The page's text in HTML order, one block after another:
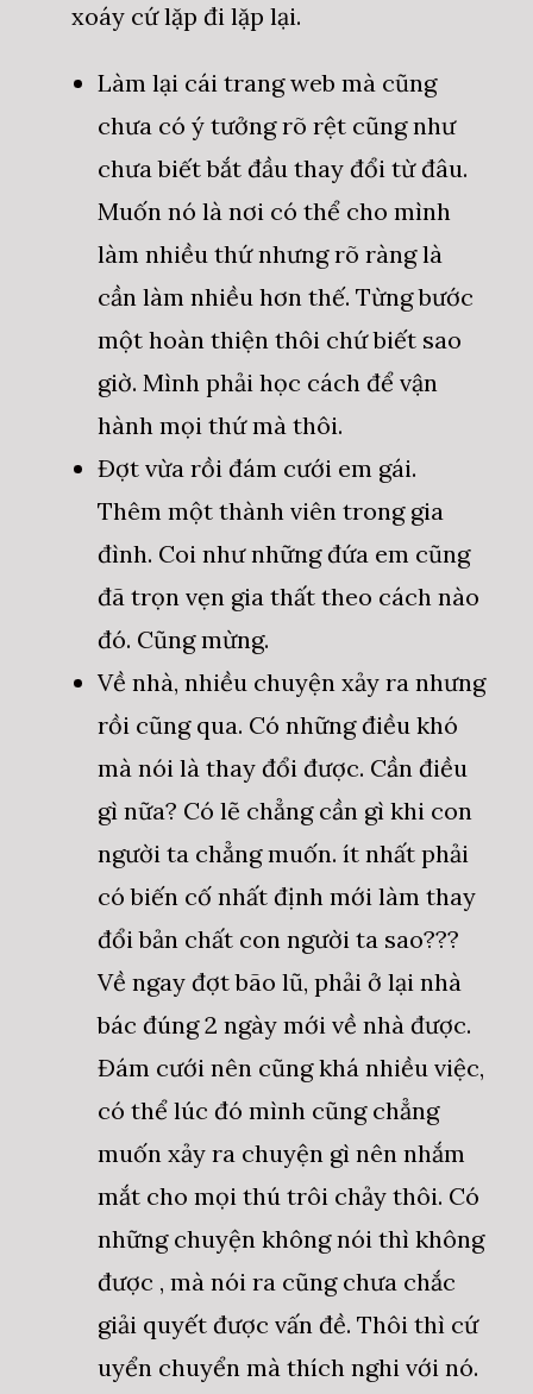
xoáy cứ lặp đi lặp lại.
Làm lại cái trang web mà cũng
chưa có ý tưởng rõ rệt cũng như
chưa biết bắt đầu thay đổi từ đâu.
Muốn nó là nơi có thể cho mình
làm nhiều thứ nhưng rõ ràng là
cần làm nhiều hơn thế. Từng bước
một hoàn thiện thôi chứ biết sao
giờ. Mình phải học cách để vận
hành mọi thứ mà thôi.
Đợt vừa rồi đám cưới em gái.
Thêm một thành viên trong gia
đình. Coi như những đứa em cũng
đã trọn vẹn gia thất theo cách nào
đó. Cũng mừng.
Về nhà, nhiều chuyện xảy ra nhưng
rồi cũng qua. Có những điều khó
mà nói là thay đổi được. Cần điều
gì nữa? Có lẽ chẳng cần gì khi con
người ta chẳng muốn. ít nhất phải
có biến cố nhất định mới làm thay
đổi bản chất con người ta sao???
Về ngay đợt bão lũ, phải ở lại nhà
bác đúng 2 ngày mới về nhà được.
Đám cưới nên cũng khá nhiều việc,
có thể lúc đó mình cũng chẳng
muốn xảy ra chuyện gì nên nhắm
mắt cho mọi thú trôi chảy thôi. Có
những chuyện không nói thì không
được , mà nói ra cũng chưa chắc
giải quyết được vấn đề. Thôi thì cứ
uyển chuyển mà thích nghi với nó.